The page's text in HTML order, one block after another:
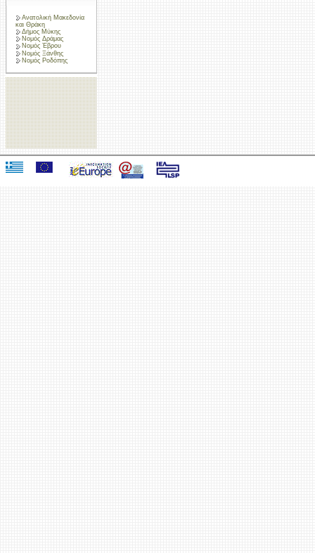
Ανατολική Μακεδονία
και Θράκη
Δήμος Μύκης
Νομός Δράμας
Νομός Έβρου
Νομός Ξάνθης
Νομός Ροδόπης